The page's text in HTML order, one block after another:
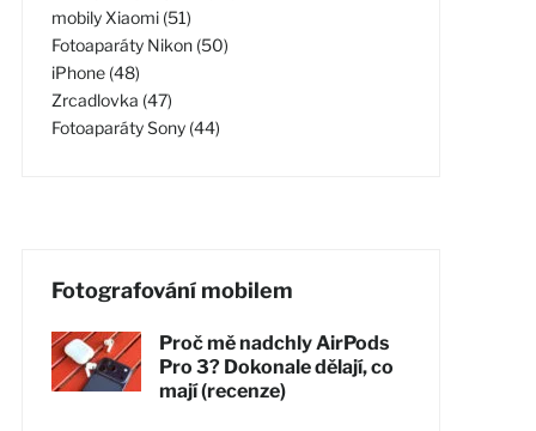
mobily Xiaomi (51)
Fotoaparáty Nikon (50)
iPhone (48)
Zrcadlovka (47)
Fotoaparáty Sony (44)
Fotografování mobilem
Proč mě nadchly AirPods
Pro 3? Dokonale dělají, co
mají (recenze)